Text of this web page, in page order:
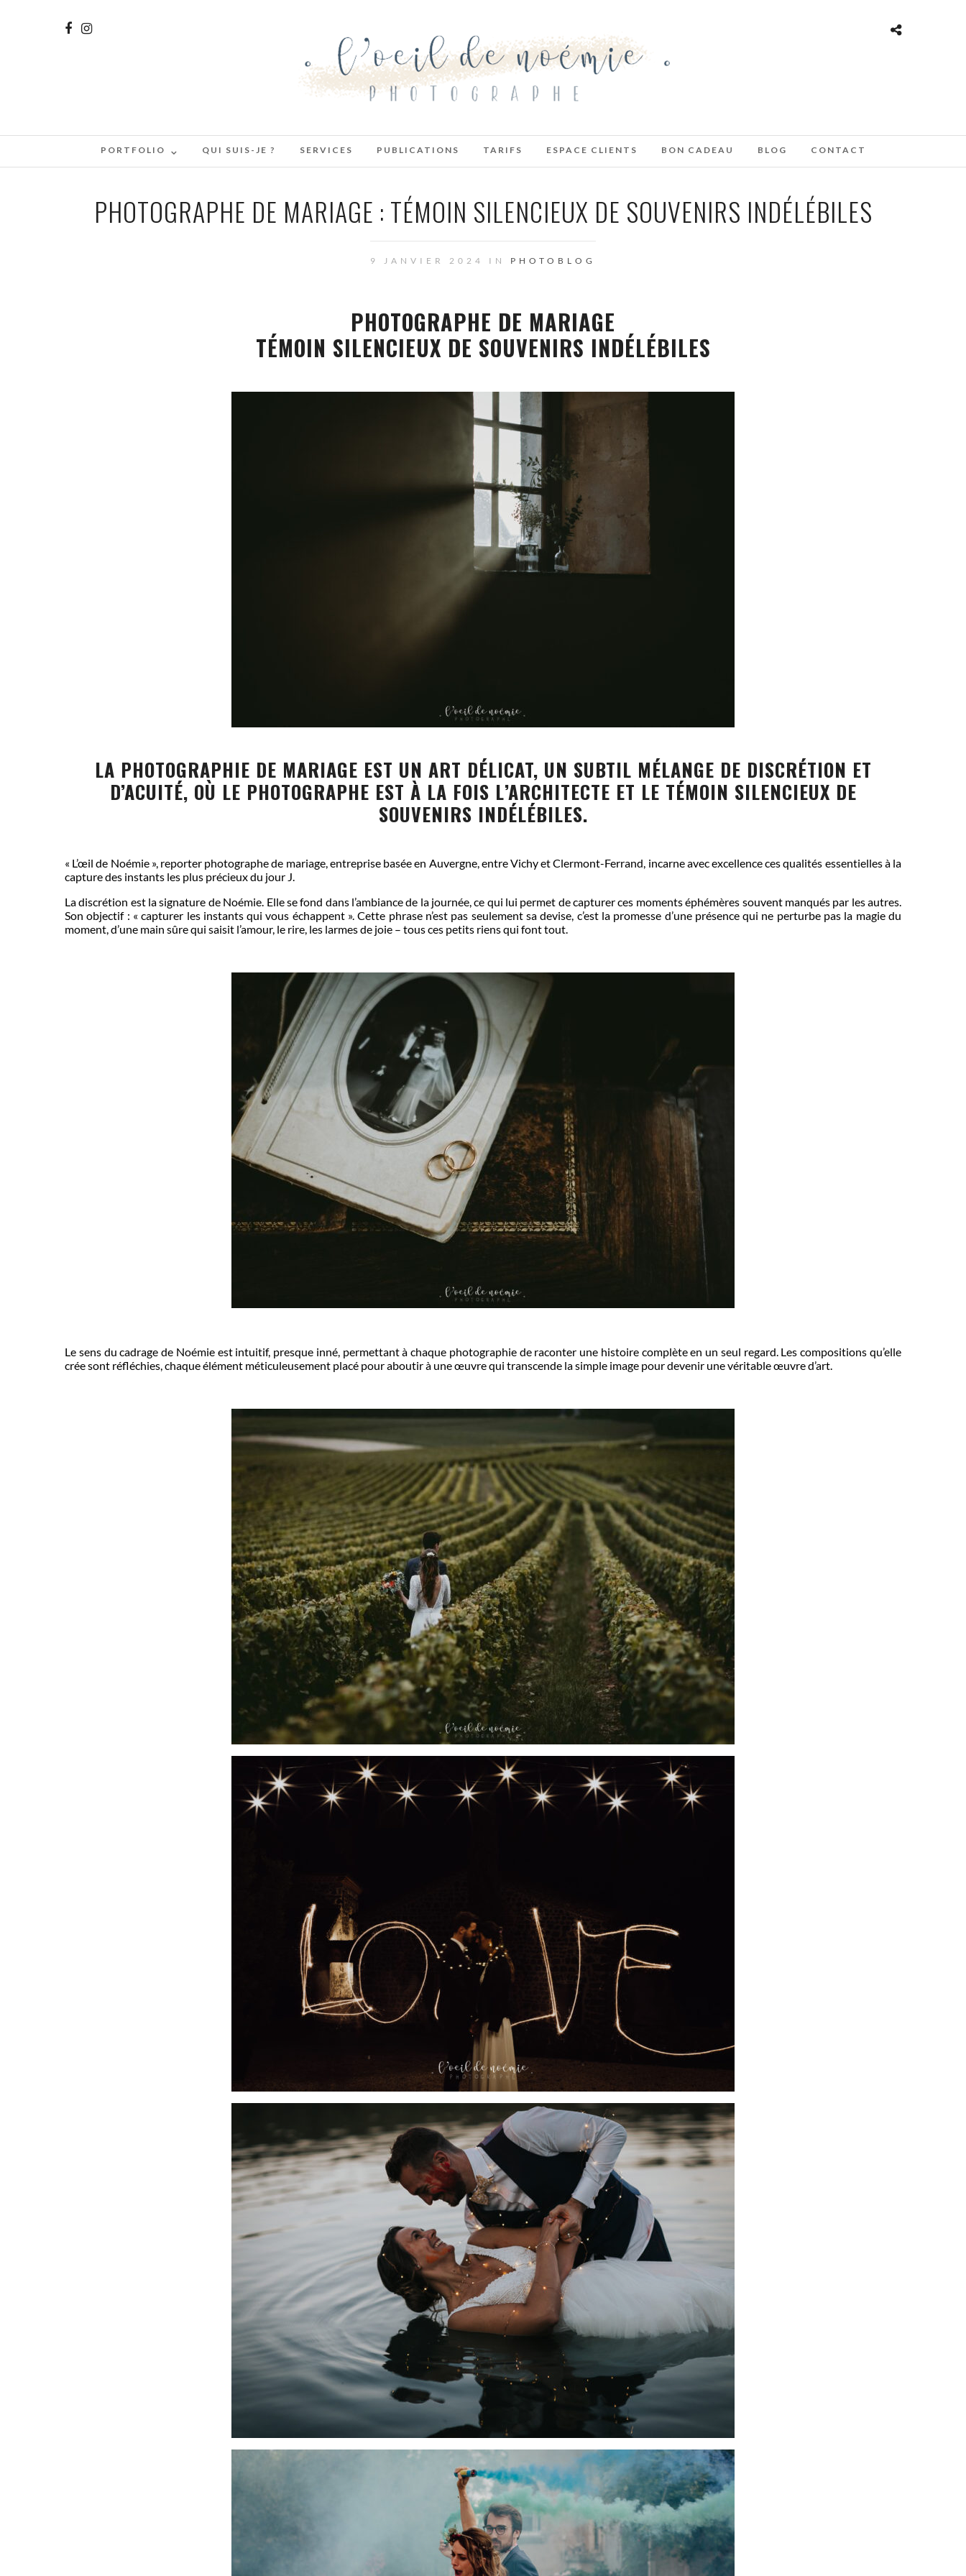
PORTFOLIO QUI SUIS-JE ? SERVICES PUBLICATIONS TARIFS ESPACE CLIENTS BON CADEAU BLOG CONTACT
PHOTOGRAPHE DE MARIAGE : TÉMOIN SILENCIEUX DE SOUVENIRS INDÉLÉBILES
9 JANVIER 2024 IN PHOTOBLOG
PHOTOGRAPHE DE MARIAGE
TÉMOIN SILENCIEUX DE SOUVENIRS INDÉLÉBILES
LA PHOTOGRAPHIE DE MARIAGE EST UN ART DÉLICAT, UN SUBTIL MÉLANGE DE DISCRÉTION ET
D’ACUITÉ, OÙ LE PHOTOGRAPHE EST À LA FOIS L’ARCHITECTE ET LE TÉMOIN SILENCIEUX DE
SOUVENIRS INDÉLÉBILES.
« L’œil de Noémie », reporter photographe de mariage, entreprise basée en Auvergne, entre Vichy et Clermont-Ferrand, incarne avec excellence ces qualités essentielles à la
capture des instants les plus précieux du jour J.
La discrétion est la signature de Noémie. Elle se fond dans l’ambiance de la journée, ce qui lui permet de capturer ces moments éphémères souvent manqués par les autres.
Son objectif : « capturer les instants qui vous échappent ». Cette phrase n’est pas seulement sa devise, c’est la promesse d’une présence qui ne perturbe pas la magie du
moment, d’une main sûre qui saisit l’amour, le rire, les larmes de joie – tous ces petits riens qui font tout.
Le sens du cadrage de Noémie est intuitif, presque inné, permettant à chaque photographie de raconter une histoire complète en un seul regard. Les compositions qu’elle
crée sont réfléchies, chaque élément méticuleusement placé pour aboutir à une œuvre qui transcende la simple image pour devenir une véritable œuvre d’art.